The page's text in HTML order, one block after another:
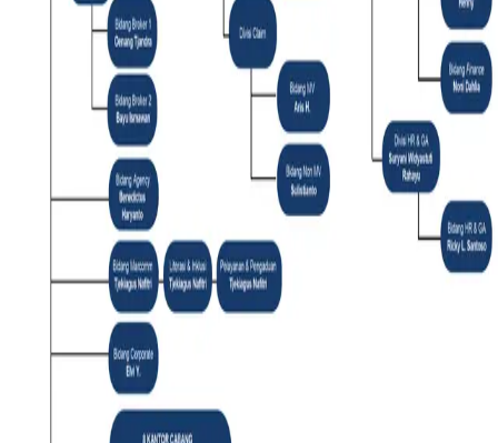
Asuransi Harta Benda
Asuransi Pengangkutan
Asuransi Rangka Kapal
Asuransi Rekayasa dan Asuransi Mesin
Asuransi Aneka
Asuransi Rangka Pesawat
Asuransi Perjalanan dan Kecelakaan Diri
Asuransi Tanggung Gugat
LAYANAN
Cek Polis
Renewal Polis
Bengkel Rekanan
Kebijakan Privasi
Pusat Klaim
Prosedur Klaim
Literasi Keuangan